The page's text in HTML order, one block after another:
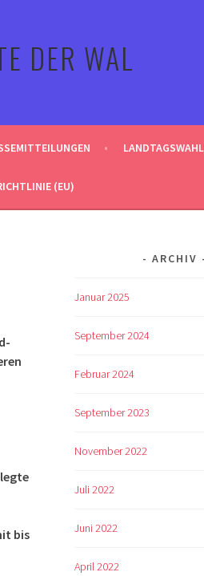
DER WAL
(EU)
bis
ARCHIV
Januar 2025
September 2024
Februar 2024
September 2023
November 2022
Juli 2022
Juni 2022
April 2022